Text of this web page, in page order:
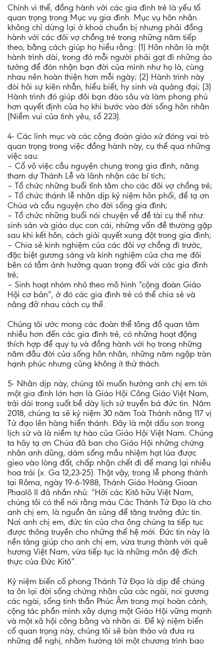
Chính vì thế, đồng hành với các gia đình trẻ là yếu tố
quan trọng trong Mục vụ gia đình. Mục vụ hôn nhân
không chỉ dừng lại ở khoá chuẩn bị nhưng phải đồng
hành với các đôi vợ chồng trẻ trong những năm tiếp
theo, bằng cách giúp họ hiểu rằng: (1) Hôn nhân là một
hành trình dài, trong đó mỗi người phải gạt đi những ảo
tưởng để đón nhận bạn đời của mình như họ là, cùng
nhau nên hoàn thiện hơn mỗi ngày; (2) Hành trình này
đòi hỏi sự kiên nhẫn, hiểu biết, hy sinh và quảng đại; (3)
Hành trình đó giúp đôi bạn đào sâu và làm phong phú
hơn quyết định của họ khi bước vào đời sống hôn nhân
(Niềm vui của tình yêu, số 223).
4- Các linh mục và các cộng đoàn giáo xứ đóng vai trò
quan trọng trong việc đồng hành này, cụ thể qua những
việc sau:
– Cổ võ việc cầu nguyện chung trong gia đình, năng
tham dự Thánh Lễ và lãnh nhận các bí tích;
– Tổ chức những buổi tĩnh tâm cho các đôi vợ chồng trẻ;
– Tổ chức thánh lễ nhân dịp kỷ niệm hôn phối, để tạ ơn
Chúa và cầu nguyện cho đời sống gia đình;
– Tổ chức những buổi nói chuyện về đề tài cụ thể như:
sinh sản và giáo dục con cái, những vấn đề thường gặp
sau khi kết hôn, cách giải quyết xung đột trong gia đình;
– Chia sẻ kinh nghiệm của các đôi vợ chồng đi trước,
đặc biệt gương sáng và kinh nghiệm của cha mẹ đôi
bên có tầm ảnh hưởng quan trọng đối với các gia đình
trẻ;
– Sinh hoạt nhóm nhỏ theo mô hình “cộng đoàn Giáo
Hội cơ bản”, ở đó các gia đình trẻ có thể chia sẻ và
nâng đỡ nhau cách cụ thể.
Chúng tôi ước mong các đoàn thể tông đồ quan tâm
nhiều hơn đến các gia đình trẻ, có những hoạt động
thích hợp để quy tụ và đồng hành với họ trong những
năm đầu đời của sống hôn nhân, những năm ngập tràn
hạnh phúc nhưng cũng không ít thử thách.
5- Nhân dịp này, chúng tôi muốn hướng anh chị em tới
một gia đình lớn hơn là Giáo Hội Công Giáo Việt Nam,
trải dài trong suốt bề dày lịch sử truyền bá đức tin. Năm
2018, chúng ta sẽ kỷ niệm 30 năm Toà Thánh nâng 117 vị
Tử đạo lên hàng hiển thánh. Đây là một dấu son trong
lịch sử và là niềm tự hào của Giáo Hội Việt Nam. Chúng
ta hãy tạ ơn Chúa đã ban cho Giáo Hội những chứng
nhân anh dũng, dám sống mầu nhiệm hạt lúa được
gieo vào lòng đất, chấp nhận chết đi để mang lại nhiều
hoa trái (x. Ga 12,23-25). Thật vậy, trong lễ phong thánh
tại Rôma, ngày 19-6-1988, Thánh Giáo Hoàng Gioan
Phaolô II đã nhắn nhủ: “Hỡi các Kitô hữu Việt Nam,
chúng tôi có thể nói rằng máu Các Thánh Tử Đạo là cho
anh chị em, là nguồn ân sủng để tăng trưởng đức tin.
Nơi anh chị em, đức tin của cha ông chúng ta tiếp tục
được thông truyền cho những thế hệ mới. Đức tin này là
nền tảng giúp cho anh chị em, vừa trung thành với quê
hương Việt Nam, vừa tiếp tục là những môn đệ đích
thực của Đức Kitô”.
Kỷ niệm biến cố phong Thánh Tử Đạo là dịp để chúng
ta ôn lại đời sống chứng nhân của các ngài, noi gương
các ngài, sống tinh thần Phúc Âm trong mọi hoàn cảnh,
cộng tác phần mình xây dựng một Giáo Hội vững mạnh
và một xã hội công bằng và nhân ái. Để kỷ niệm biến
cố quan trọng này, chúng tôi sẽ bàn thảo và đưa ra
những đề nghị, nhằm hướng tới một chương trình bao